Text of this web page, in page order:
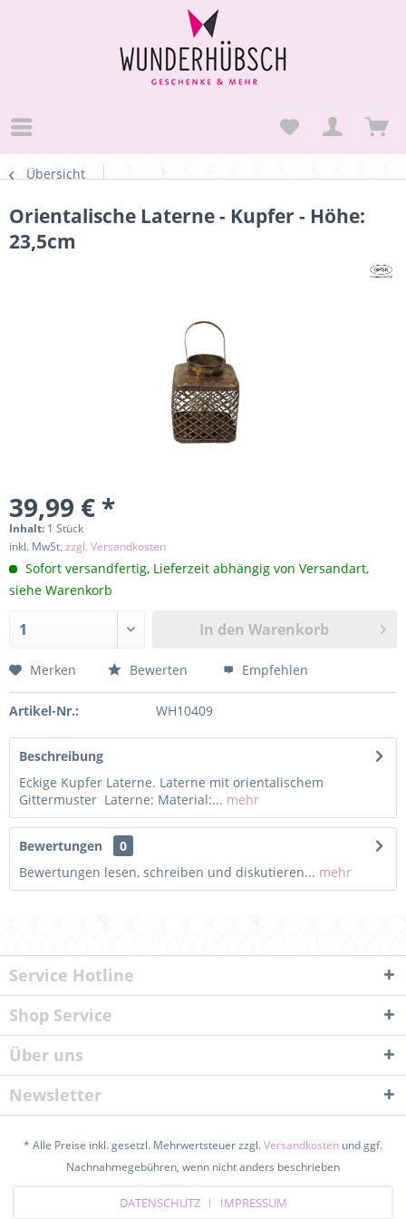
Übersicht
Orientalische Laterne - Kupfer - Höhe:
23,5cm
39,99 € *
Inhalt: 1 Stück
inkl. MwSt.zzgl. Versandkosten
Sofort versandfertig, Lieferzeit abhängig von Versandart,
siehe Warenkorb
In den Warenkorb
Merken Bewerten Empfehlen
Artikel-Nr.: WH10409
Beschreibung
Eckige Kupfer Laterne. Laterne mit orientalischem
Gittermuster Laterne: Material:... mehr
Bewertungen
0
Bewertungen lesen, schreiben und diskutieren... mehr
Service Hotline
Shop Service
Über uns
Newsletter
* Alle Preise inkl. gesetzl. Mehrwertsteuer zzgl.Versandkosten und ggf.
Nachnahmegebühren, wenn nicht anders beschrieben
DATENSCHUTZ IMPRESSUM